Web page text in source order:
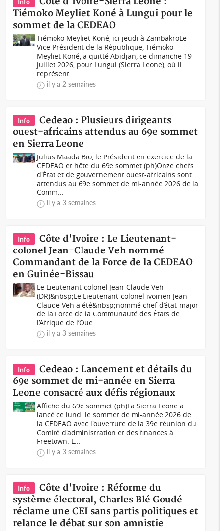
Info
Tiémoko Meyliet Koné à Lungui pour le
sommet de la CEDEAO
Tiémoko Meyliet Koné, ici jeudi à ZambakroLe
Vice-Président de la République, Tiémoko
Meyliet Koné, a quitté Abidjan, ce dimanche 19
juillet 2026, pour Lungui (Sierra Leone), où il
représent...
il y a 2 semaines
Info
Cedeao : Plusieurs dirigeants
ouest-africains attendus au 69e sommet
en Sierra Leone
Julius Maada Bio, le Président en exercice de la
CEDEAO et hôte du 69e sommet (ph)Onze chefs
d'État et de gouvernement ouest-africains sont
attendus au 69e sommet de mi-année 2026 de la
Comm...
il y a 3 semaines
Info
Côte d'Ivoire : Le Lieutenant-
colonel Jean-Claude Veh nommé
Commandant de la Force de la CEDEAO
en Guinée-Bissau
Le Lieutenant-colonel Jean-Claude Veh
(DR)&nbsp;Le Lieutenant-colonel ivoirien Jean-
Claude Veh a été&nbsp;nommé chef d’état-major
de la Force de la Communauté des États de
l’Afrique de l’Oue...
il y a 3 semaines
Info
Cedeao : Lancement et détails du
69e sommet de mi-année en Sierra
Leone consacré aux défis régionaux
Affiche du 69e sommet (ph)La Sierra Leone a
lancé ce lundi le sommet de mi-année 2026 de
la CEDEAO avec l'ouverture de la 39e réunion du
Comité d'administration et des finances à
Freetown. L...
il y a 3 semaines
Info
Côte d'Ivoire : Réforme du
système électoral, Charles Blé Goudé
réclame une CEI sans partis politiques et
relance le débat sur son amnistie